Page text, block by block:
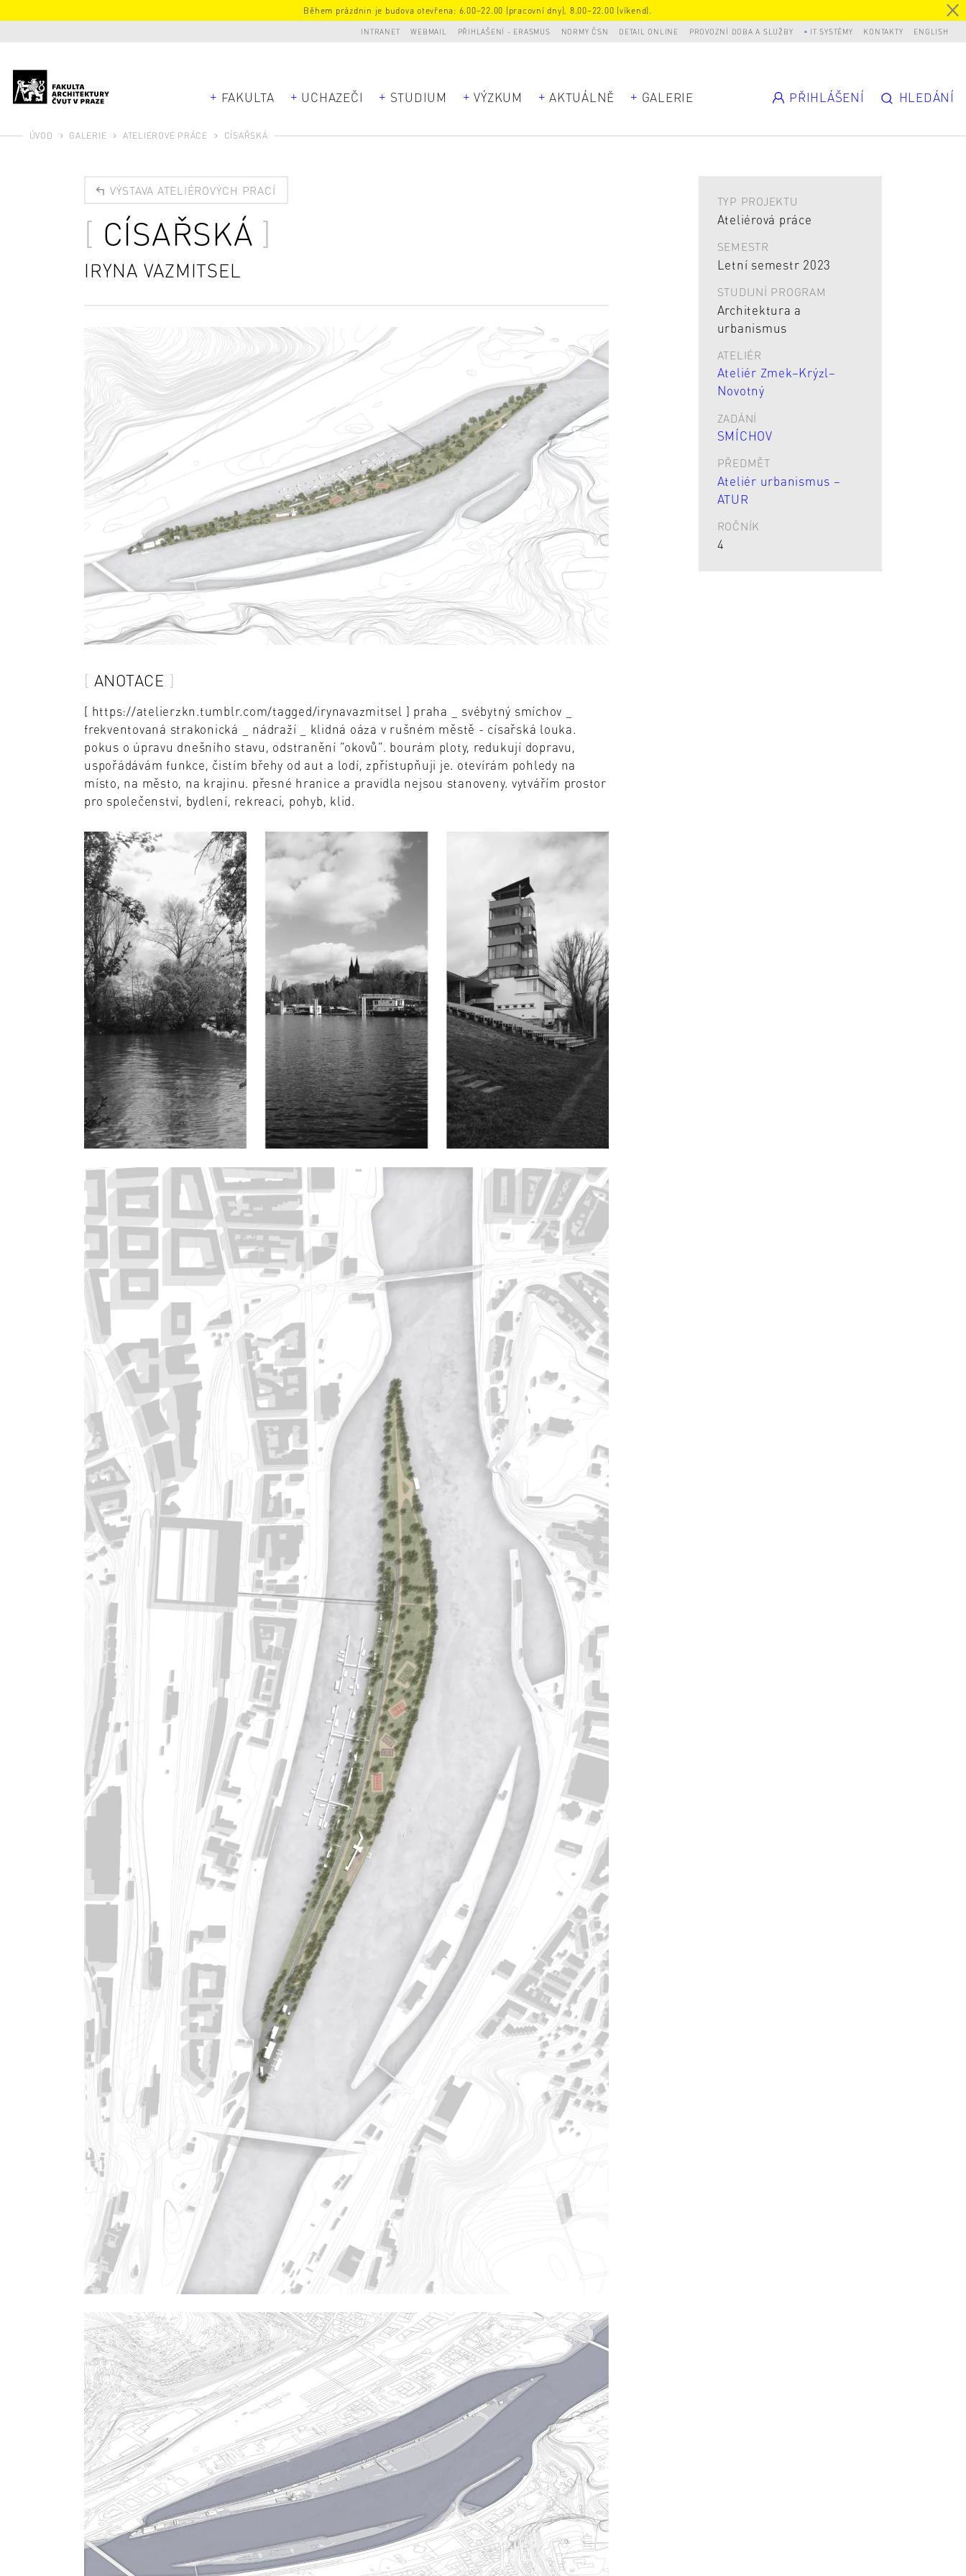
Během prázdnin je budova otevřena: 6.00–22.00 (pracovní dny), 8.00–22.00 (víkend).
INTRANET WEBMAIL PŘIHLÁŠENÍ - ERASMUS NORMY ČSN DETAIL ONLINE PROVOZNÍ DOBA A SLUŽBY IT SYSTÉMY KONTAKTY ENGLISH
FAKULTA UCHAZEČI STUDIUM VÝZKUM AKTUÁLNĚ GALERIE PŘIHLÁŠENÍ HLEDÁNÍ
ÚVOD GALERIE ATELIÉROVÉ PRÁCE CÍSAŘSKÁ
VÝSTAVA ATELIÉROVÝCH PRACÍ
CÍSAŘSKÁ
IRYNA VAZMITSEL
ANOTACE
[ https://atelierzkn.tumblr.com/tagged/irynavazmitsel ] praha _ svébytný smíchov _
frekventovaná strakonická _ nádraží _ klidná oáza v rušném městě - císařská louka.
pokus o úpravu dnešního stavu, odstranění “okovů”. bourám ploty, redukují dopravu,
uspořádávám funkce, čistím břehy od aut a lodí, zpřístupňuji je. otevírám pohledy na
místo, na město, na krajinu. přesné hranice a pravidla nejsou stanoveny. vytvářím prostor
pro společenství, bydlení, rekreaci, pohyb, klid.
TYP PROJEKTU
Ateliérová práce
SEMESTR
Letní semestr 2023
STUDIJNÍ PROGRAM
Architektura a
urbanismus
ATELIÉR
Ateliér Zmek–Krýzl–
Novotný
ZADÁNÍ
SMÍCHOV
PŘEDMĚT
Ateliér urbanismus –
ATUR
ROČNÍK
4